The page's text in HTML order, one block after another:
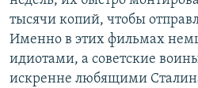
тысячи копий, чтобы
Именно в этих фильмах
идиотами, а советские
искренне любящими